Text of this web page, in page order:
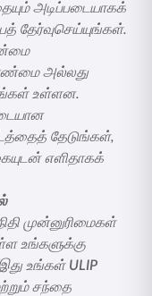
அடிப்படையாகக்
தேர்வுசெய்யுங்கள்.
அல்லது
உள்ளன.
தேடுங்கள்,
எளிதாகக்
முன்னுரிமைகள்
உங்களுக்கு
உங்கள் ULIP
சந்தை